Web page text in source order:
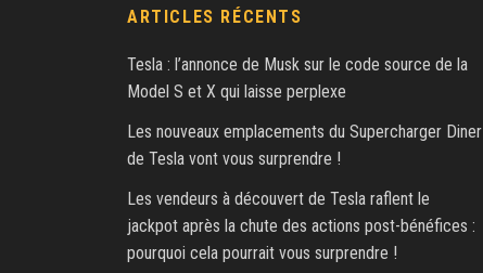
ARTICLES RÉCENTS
Tesla : l’annonce de Musk sur le code source de la
Model S et X qui laisse perplexe
Les nouveaux emplacements du Supercharger Diner
de Tesla vont vous surprendre !
Les vendeurs à découvert de Tesla raflent le
jackpot après la chute des actions post-bénéfices :
pourquoi cela pourrait vous surprendre !